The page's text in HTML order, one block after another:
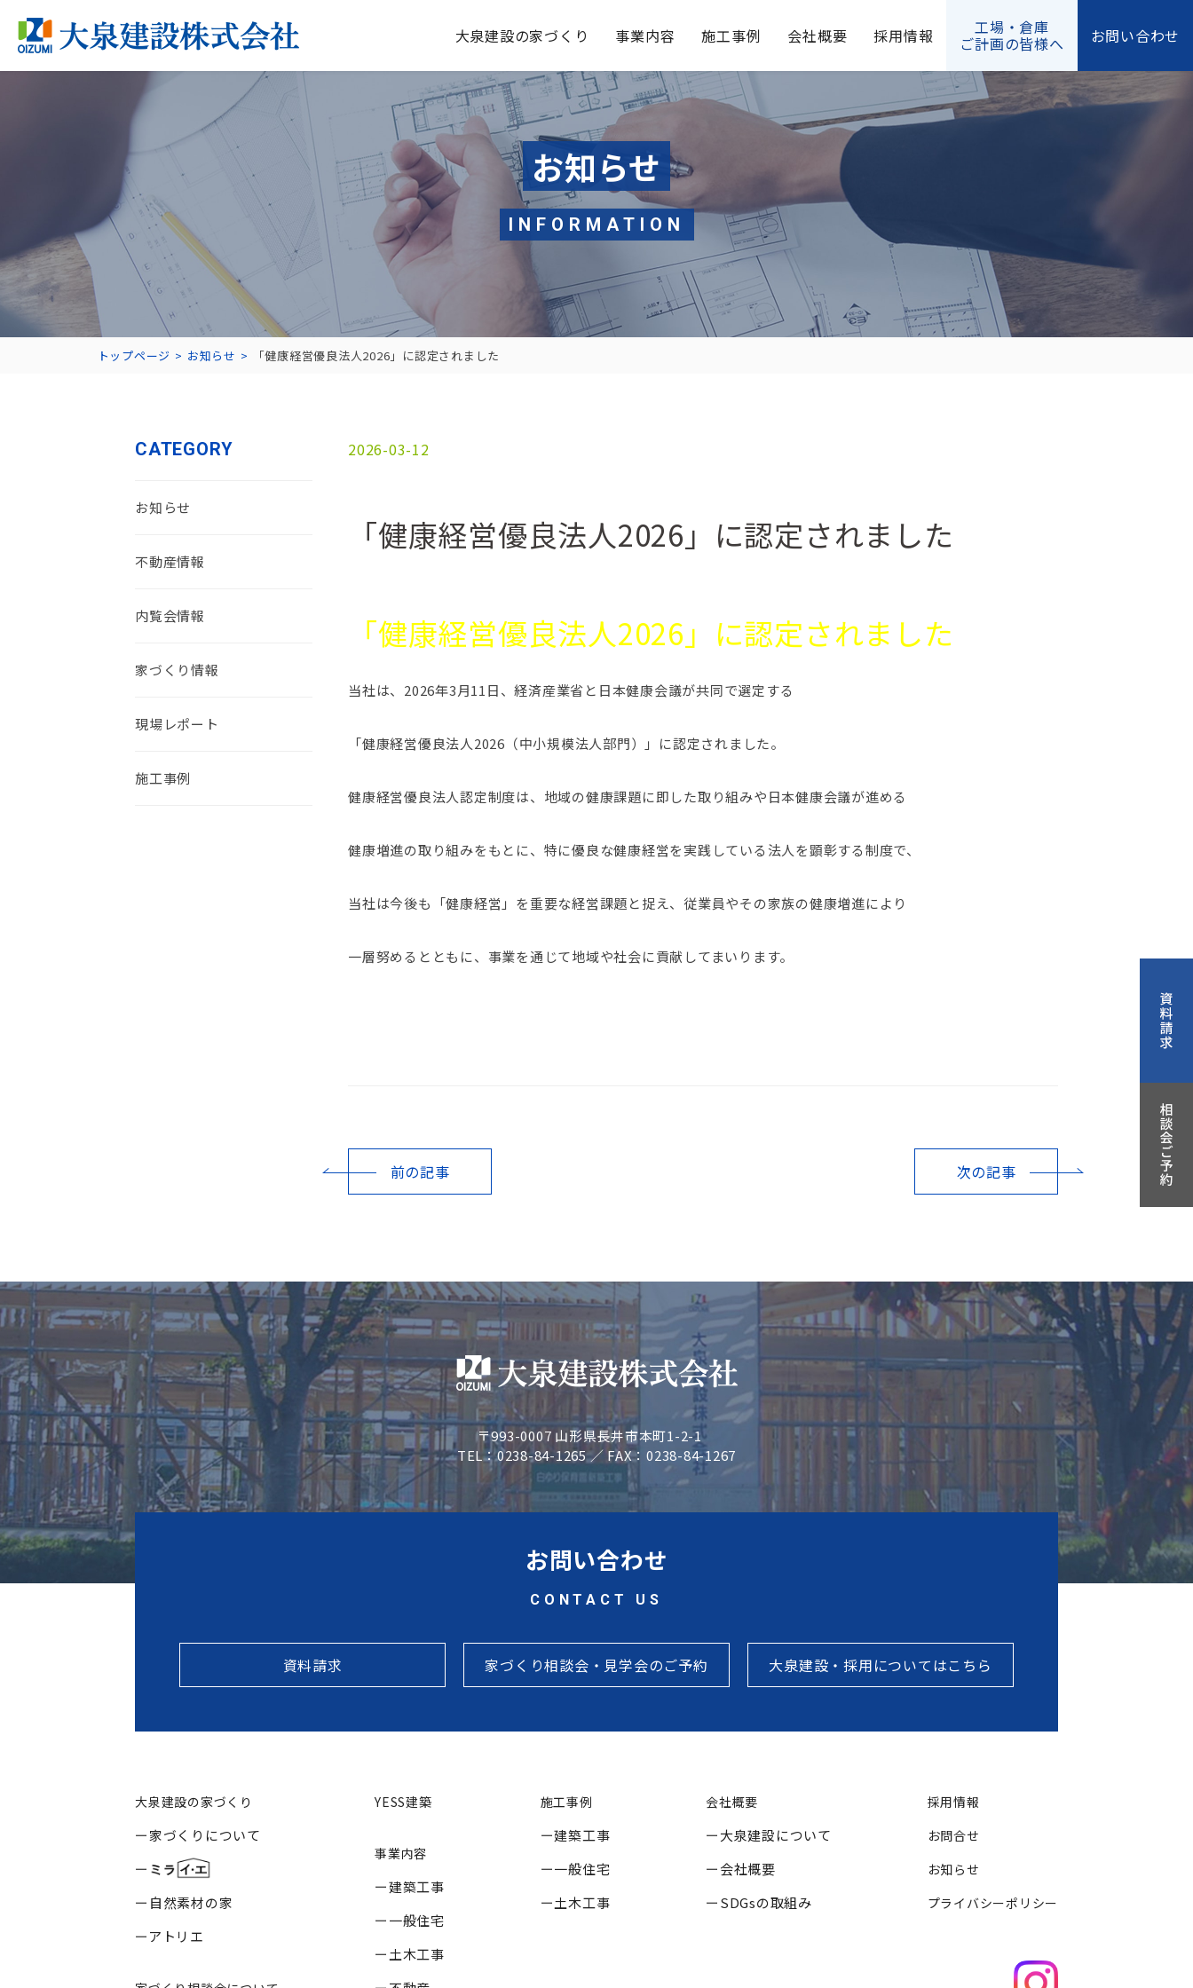
大泉建設の家づくり 事業内容 施工事例 会社概要 採用情報 工場・倉庫
ご計画の皆様へ お問い合わせ
お知らせ
INFORMATION
トップページ お知らせ 「健康経営優良法人2026」に認定されました
2026-03-12
「健康経営優良法人2026」に認定されました
「健康経営優良法人2026」に認定されました
当社は、2026年3月11日、経済産業省と日本健康会議が共同で選定する
「健康経営優良法人2026（中小規模法人部門）」に認定されました。
健康経営優良法人認定制度は、地域の健康課題に即した取り組みや日本健康会議が進める
健康増進の取り組みをもとに、特に優良な健康経営を実践している法人を顕彰する制度で、
当社は今後も「健康経営」を重要な経営課題と捉え、従業員やその家族の健康増進により
一層努めるとともに、事業を通じて地域や社会に貢献してまいります。
前の記事 次の記事
CATEGORY
お知らせ
不動産情報
内覧会情報
家づくり情報
現場レポート
施工事例
〒993-0007 山形県長井市本町1-2-1
TEL：0238-84-1265 ／ FAX：0238-84-1267
お問い合わせ
CONTACT US
資料請求 家づくり相談会・見学会のご予約 大泉建設・採用についてはこちら
大泉建設の家づくり
家づくりについて
自然素材の家
アトリエ
YESS建築
事業内容
建築工事
一般住宅
土木工事
施工事例
建築工事
一般住宅
土木工事
会社概要
大泉建設について
会社概要
SDGsの取組み
採用情報
お問合せ
お知らせ
プライバシーポリシー